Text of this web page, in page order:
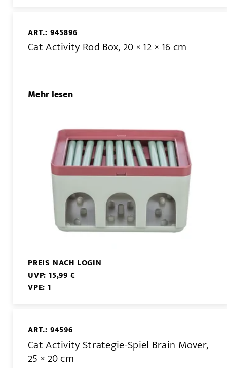
ART.: 945896
Cat Activity Rod Box, 20 × 12 × 16 cm
Mehr lesen
PREIS NACH LOGIN
UVP: 15,99 €
VPE: 1
ART.: 94596
Cat Activity Strategie-Spiel Brain Mover,
25 × 20 cm